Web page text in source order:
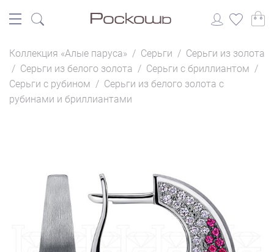
Коллекция «Алые паруса» / Серьги / Серьги из золота
/ Серьги из белого золота / Серьги с бриллиантом /
Серьги с рубином / Серьги из белого золота с
рубинами и бриллиантами